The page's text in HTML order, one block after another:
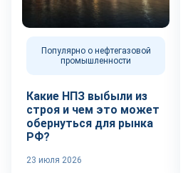
Популярно о нефтегазовой
промышленности
Какие НПЗ выбыли из
строя и чем это может
обернуться для рынка
РФ?
23 июля 2026